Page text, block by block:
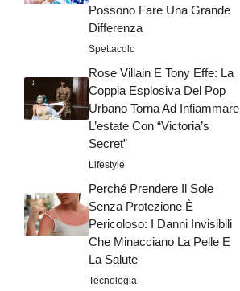
Possono Fare Una Grande
Differenza
Spettacolo
Rose Villain E Tony Effe: La
Coppia Esplosiva Del Pop
Urbano Torna Ad Infiammare
L’estate Con “Victoria’s
Secret”
Lifestyle
Perché Prendere Il Sole
Senza Protezione È
Pericoloso: I Danni Invisibili
Che Minacciano La Pelle E
La Salute
Tecnologia